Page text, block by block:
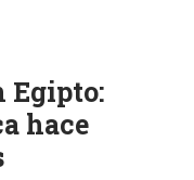
Egipto:
hace